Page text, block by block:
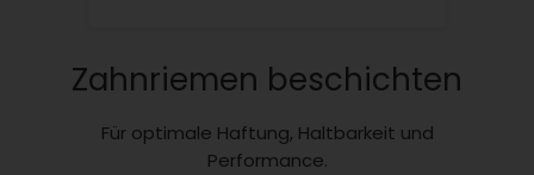
Zahnriemen beschichten
Für optimale Haftung, Haltbarkeit und
Performance.